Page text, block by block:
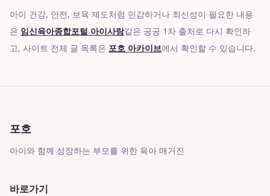
아이 건강, 안전, 보육 제도처럼 민감하거나 최신성이 필요한 내용
은 임신육아종합포털 아이사랑같은 공공 1차 출처로 다시 확인하
고, 사이트 전체 글 목록은 포호 아카이브에서 확인할 수 있습니다.
포호
아이와 함께 성장하는 부모를 위한 육아 매거진
바로가기